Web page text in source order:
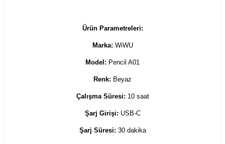
Ürün Parametreleri:
Marka: WiWU
Model: Pencil A01
Renk: Beyaz
Çalışma Süresi: 10 saat
Şarj Girişi: USB-C
Şarj Süresi: 30 dakika